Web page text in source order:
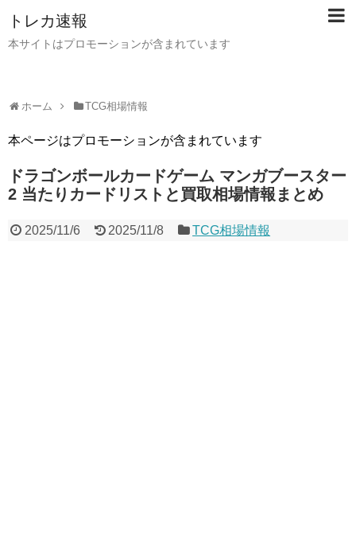
トレカ速報
本サイトはプロモーションが含まれています
ホーム TCG相場情報
本ページはプロモーションが含まれています
ドラゴンボールカードゲーム マンガブースター
2 当たりカードリストと買取相場情報まとめ
2025/11/6 2025/11/8 TCG相場情報